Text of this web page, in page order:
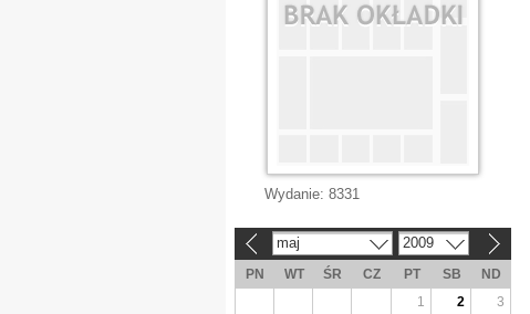
Wydanie: 8331
maj 2009
PN WT ŚR CZ PT SB
ND
1
2
3